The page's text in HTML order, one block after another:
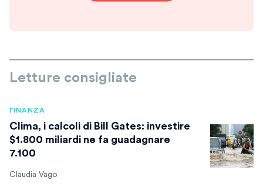
Letture consigliate
FINANZA
Clima, i calcoli di Bill Gates: investire
$1.800 miliardi ne fa guadagnare
7.100
Claudia Vago